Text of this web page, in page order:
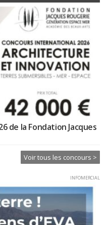
de la Fondation Jacques
Voir tous les concours >
INFOMERCIAL